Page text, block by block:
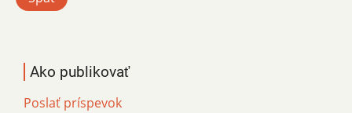
Ako publikovať
Poslať príspevok